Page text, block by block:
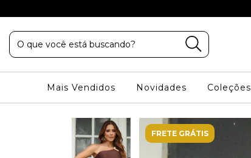
Mais Vendidos Novidades Coleções
FRETE GRÁTIS